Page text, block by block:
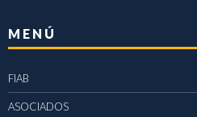
MENÚ
FIAB
ASOCIADOS